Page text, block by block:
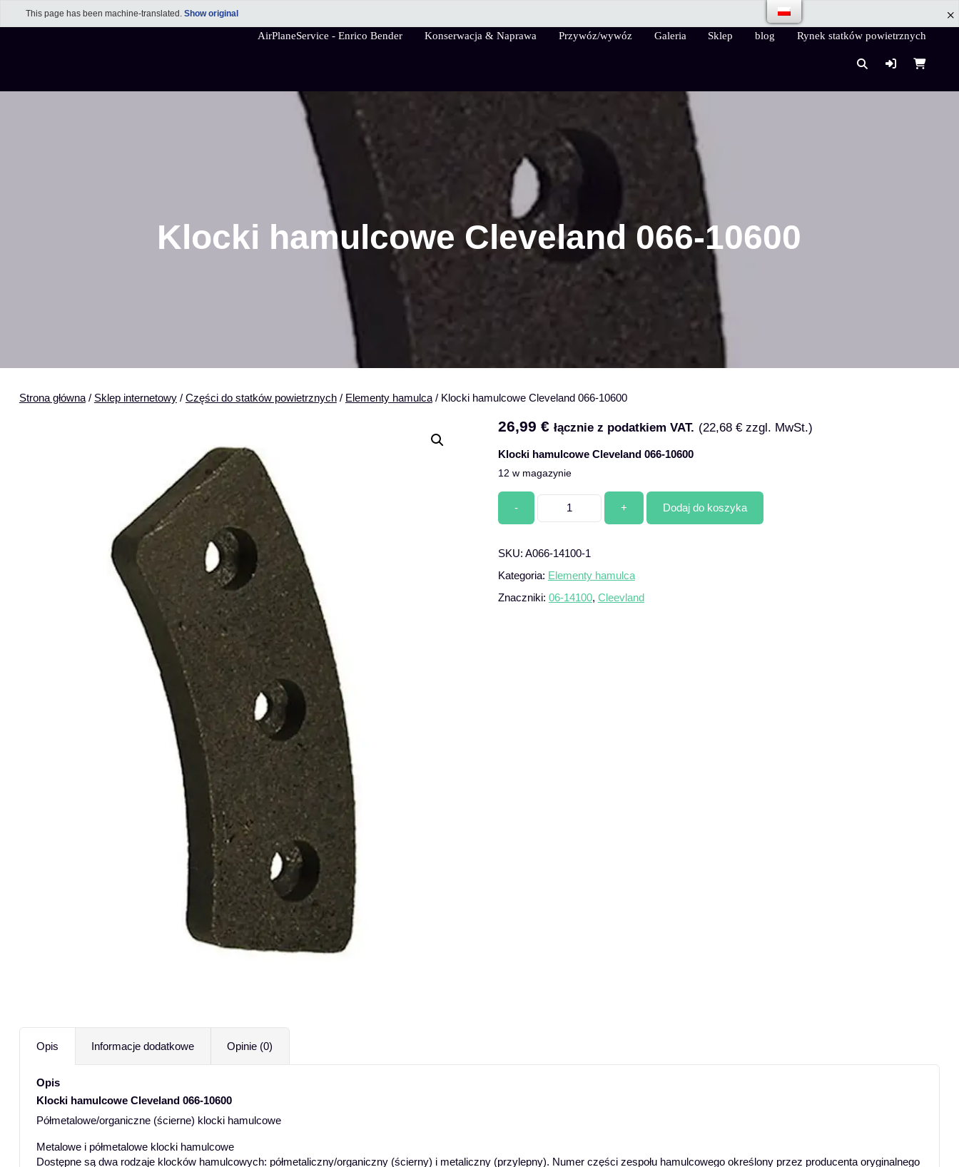
This page has been machine-translated. Show original
AirPlaneService - Enrico Bender Konserwacja & Naprawa Przywóz/wywóz Galeria Sklep blog Rynek statków powietrznych
Klocki hamulcowe Cleveland 066-10600
Strona główna/ Sklep internetowy/ Części do statków powietrznych/ Elementy hamulca/ Klocki hamulcowe Cleveland 066-10600
26,99 € łącznie z podatkiem VAT. (22,68 €zzgl. MwSt.)
Klocki hamulcowe Cleveland 066-10600
12 w magazynie
Ilość
066-
10600
Dodaj do koszyka
SKU: A066-14100-1
Kategoria: Elementy hamulca
Znaczniki: 06-14100, Cleevland
Opis Informacje dodatkowe Opinie (0)
Opis
Klocki hamulcowe Cleveland 066-10600
Półmetalowe/organiczne (ścierne) klocki hamulcowe
Metalowe i półmetalowe klocki hamulcowe
Dostępne są dwa rodzaje klocków hamulcowych: półmetaliczny/organiczny (ścierny) i metaliczny (przylepny). Numer części zespołu hamulcowego określony przez producenta oryginalnego